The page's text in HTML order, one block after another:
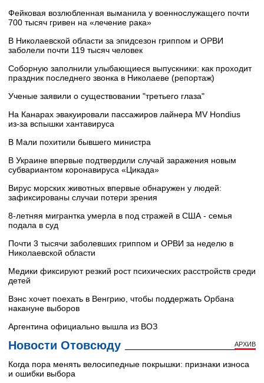
Фейковая возлюбленная выманила у военнослужащего почти
700 тысяч гривен на «лечение рака»
В Николаевской области за эпидсезон гриппом и ОРВИ
заболели почти 119 тысяч человек
Соборную заполнили улыбающиеся выпускники: как проходит
праздник последнего звонка в Николаеве (репортаж)
Ученые заявили о существовании "третьего глаза"
На Канарах эвакуировали пассажиров лайнера MV Hondius
из‑за вспышки хантавируса
В Мали похитили бывшего министра
В Украине впервые подтвердили случай заражения новым
субвариантом коронавируса «Цикада»
Вирус морских животных впервые обнаружен у людей:
зафиксированы случаи потери зрения
8-летняя мигрантка умерла в под стражей в США - семья
подала в суд
Почти 3 тысячи заболевших гриппом и ОРВИ за неделю в
Николаевской области
Медики фиксируют резкий рост психических расстройств среди
детей
Вэнс хочет поехать в Венгрию, чтобы поддержать Орбана
накануне выборов
Аргентина официально вышла из ВОЗ
Новости Отовсюду АРХИВ
Когда пора менять велосипедные покрышки: признаки износа
и ошибки выбора